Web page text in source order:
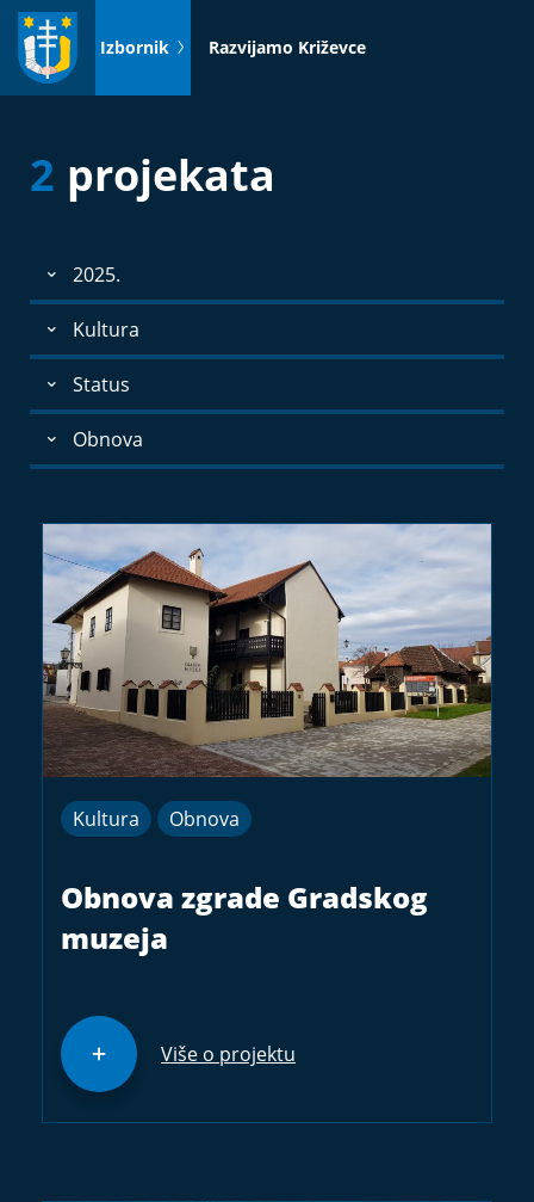
Idi
sadržaj
Izbornik Razvijamo Križevce
2 projekata
2025.
Kultura
Status
Obnova
Kultura Obnova
Obnova zgrade Gradskog
muzeja
Više o projektu